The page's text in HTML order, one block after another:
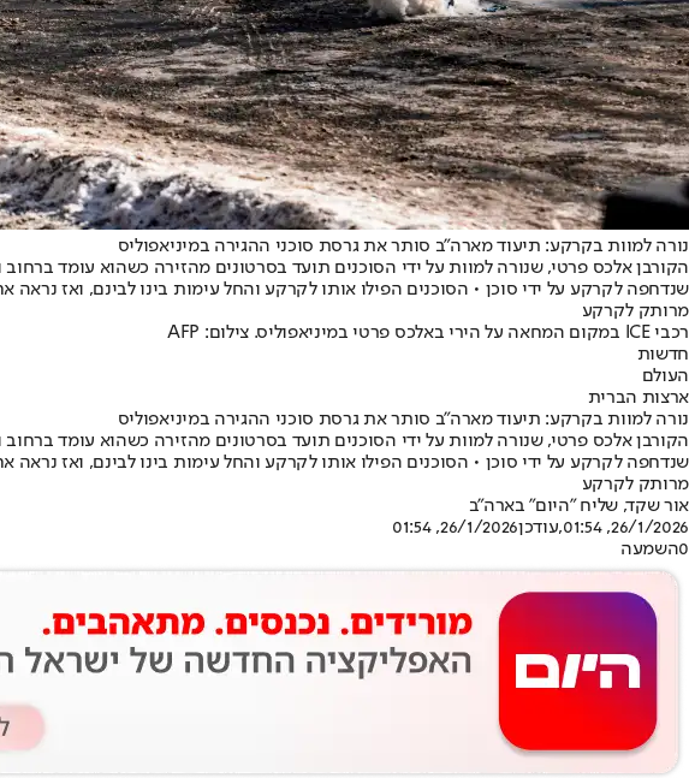
נורה למוות בקרקע: תיעוד מארה"ב סותר את גרסת סוכני ההגירה במיניאפוליס
הקורבן אלכס פרטי, שנורה למוות על ידי הסוכנים תועד בסרטונים מהזירה כשהוא עומד
שנדחפה לקרקע על ידי סוכן • הסוכנים הפילו אותו לקרקע והחל עימות בינו לבינם, ואז
מרותק לקרקע
רכבי ICE במקום המחאה על הירי באלכס פרטי במיניאפוליס. צילום: AFP
חדשות
העולם
ארצות הברית
נורה למוות בקרקע: תיעוד מארה"ב סותר את גרסת סוכני ההגירה במיניאפוליס
הקורבן אלכס פרטי, שנורה למוות על ידי הסוכנים תועד בסרטונים מהזירה כשהוא עומד
שנדחפה לקרקע על ידי סוכן • הסוכנים הפילו אותו לקרקע והחל עימות בינו לבינם, ואז
מרותק לקרקע
אור שקד, שליח "היום" בארה"ב
26/1/2026, 01:54
,עודכן26/1/2026, 01:54
0השמעה